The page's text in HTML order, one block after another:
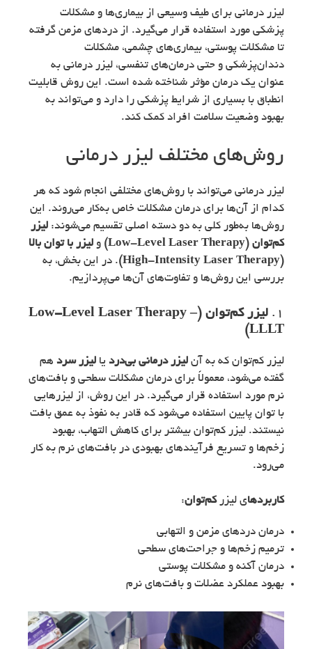
لیزر درمانی برای طیف وسیعی از بیماری‌ها و مشکلات
پزشکی مورد استفاده قرار می‌گیرد. از دردهای مزمن گرفته
تا مشکلات پوستی، بیماری‌های چشمی، مشکلات
دندان‌پزشکی و حتی درمان‌های تنفسی، لیزر درمانی به
عنوان یک درمان مؤثر شناخته شده است. این روش قابلیت
انطباق با بسیاری از شرایط پزشکی را دارد و می‌تواند به
بهبود وضعیت سلامت افراد کمک کند.
روش‌های مختلف لیزر درمانی
لیزر درمانی می‌تواند با روش‌های مختلفی انجام شود که هر
کدام از آن‌ها برای درمان مشکلات خاص به‌کار می‌روند. این
روش‌ها به‌طور کلی به دو دسته اصلی تقسیم می‌شوند: لیزر
کم‌توان (Low-Level Laser Therapy)
و لیزر با توان بالا
(High-Intensity Laser Therapy)
. در این بخش، به
بررسی این روش‌ها و تفاوت‌های آن‌ها می‌پردازیم.
1.
لیزر کم‌توان (Low-Level Laser Therapy –
LLLT)
لیزر کم‌توان که به آن لیزر درمانی بی‌درد یا لیزر سرد هم
گفته می‌شود، معمولاً برای درمان مشکلات سطحی و بافت‌های
نرم مورد استفاده قرار می‌گیرد. در این روش، از لیزرهایی
با توان پایین استفاده می‌شود که قادر به نفوذ به عمق بافت
نیستند. لیزر کم‌توان بیشتر برای کاهش التهاب، بهبود
زخم‌ها و تسریع فرآیندهای بهبودی در بافت‌های نرم به کار
می‌رود.
کاربردهای لیزرکم‌توان:
درمان دردهای مزمن و التهابی
ترمیم زخم‌ها و جراحت‌های سطحی
درمان آکنه و مشکلات پوستی
بهبود عملکرد عضلات و بافت‌های نرم